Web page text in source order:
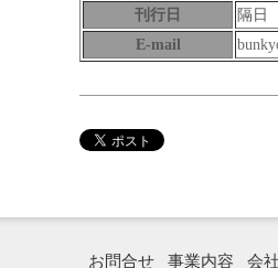
刊行日
隔日
E-mail
お問合せ 事業内容 会